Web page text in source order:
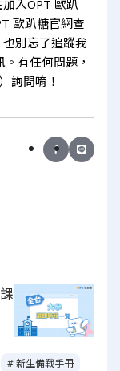
入OPT 歐趴
歐趴糖官網查
別忘了追蹤我
有任何問題，
）詢問唷！
# 新生備戰手冊